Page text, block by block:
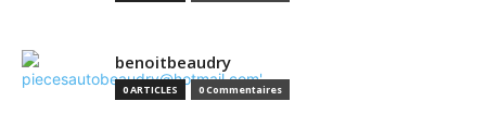
benoitbeaudry
0 ARTICLES 0 Commentaires